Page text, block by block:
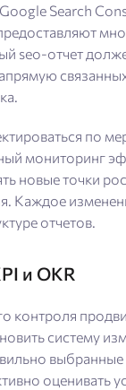
Search
seo-отчет
по
мониторинг
новые точки
Каждое
отчетов.
и OKR
контроля
систему
выбранные
оценивать